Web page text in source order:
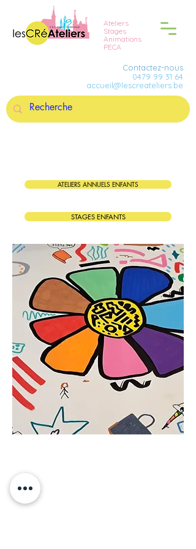
Ateliers
Stages
Animations
PECA
Contactez-nous
0479 99 31 64
accueil@lescreateliers.be
ATELIERS ANNUELS ENFANTS
STAGES ENFANTS